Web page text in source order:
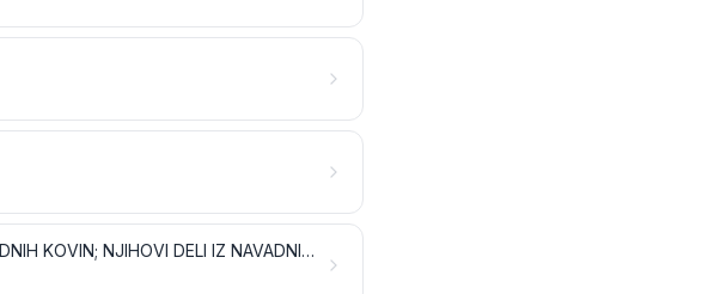
ORODJE, NOŽARSKI IZDELKI, ŽLICE IN VILICE IZ NAVADNIH KOVIN; NJIHOVI DELI IZ NAVADNIH KOVIN